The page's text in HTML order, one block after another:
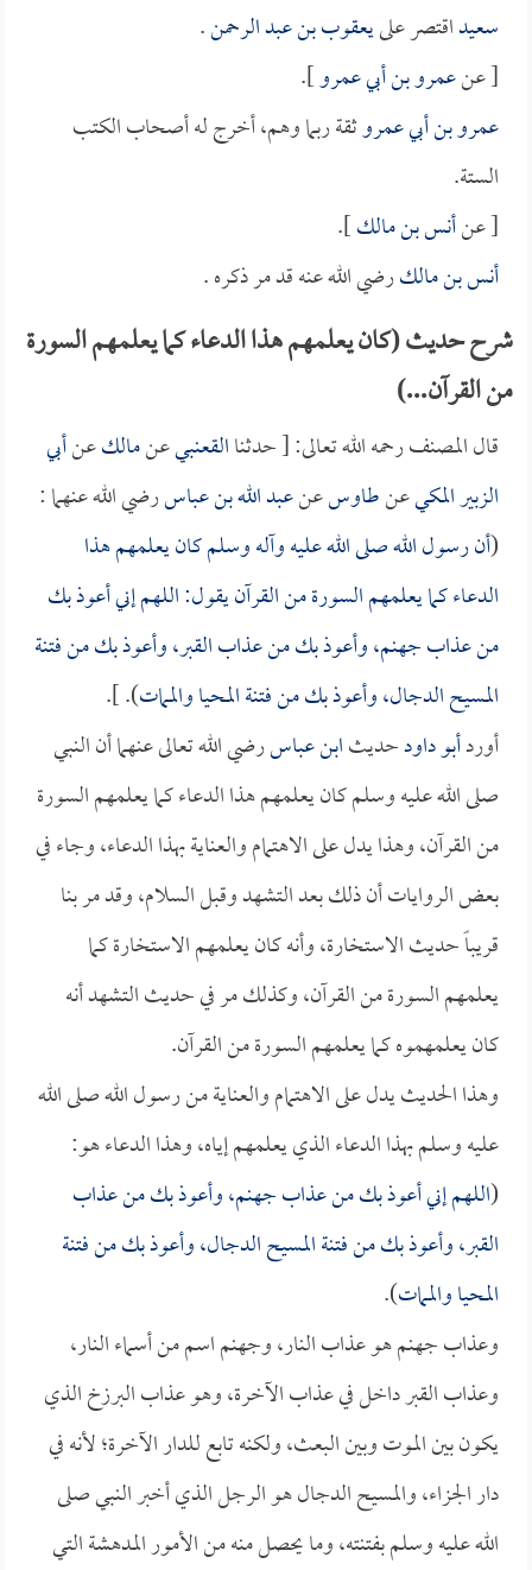
سعيداقتصر علىيعقوب بن عبد الرحمن.
[ عنعمرو بن أبي عمرو].
عمرو بن أبي عمروثقة ربما وهم، أخرج له أصحاب الكتب
الستة.
[ عنأنس بن مالك].
أنس بن مالكرضي الله عنه قد مر ذكره .
شرح حديث (كان يعلمهم هذا الدعاء كما يعلمهم السورة
من القرآن...)
قال المصنف رحمه الله تعالى: [ حدثناالقعنبيعنمالكعنأبي
الزبير المكيعنطاوسعنعبد الله بن عباسرضي الله عنهما :
(أن رسول الله صلى الله عليه وآله وسلم كان يعلمهم هذا
الدعاء كما يعلمهم السورة من القرآن يقول: اللهم إني أعوذ بك
من عذاب جهنم، وأعوذ بك من عذاب القبر، وأعوذ بك من فتنة
المسيح الدجال، وأعوذ بك من فتنة المحيا والممات). ].
أوردأبو داودحديثابن عباسرضي الله تعالى عنهما أن النبي
صلى الله عليه وسلم كان يعلمهم هذا الدعاء كما يعلمهم السورة
من القرآن، وهذا يدل على الاهتمام والعناية بهذا الدعاء، وجاء في
بعض الروايات أن ذلك بعد التشهد وقبل السلام، وقد مر بنا
قريباً حديث الاستخارة، وأنه كان يعلمهم الاستخارة كما
يعلمهم السورة من القرآن، وكذلك مر في حديث التشهد أنه
كان يعلمهموه كما يعلمهم السورة من القرآن.
وهذا الحديث يدل على الاهتمام والعناية من رسول الله صلى الله
عليه وسلم بهذا الدعاء الذي يعلمهم إياه، وهذا الدعاء هو:
(اللهم إني أعوذ بك من عذاب جهنم، وأعوذ بك من عذاب
القبر، وأعوذ بك من فتنة المسيح الدجال، وأعوذ بك من فتنة
المحيا والممات).
وعذاب جهنم هو عذاب النار، وجهنم اسم من أسماء النار،
وعذاب القبر داخل في عذاب الآخرة، وهو عذاب البرزخ الذي
يكون بين الموت وبين البعث، ولكنه تابع للدار الآخرة؛ لأنه في
دار الجزاء، والمسيح الدجال هو الرجل الذي أخبر النبي صلى
الله عليه وسلم بفتنته، وما يحصل منه من الأمور المدهشة التي